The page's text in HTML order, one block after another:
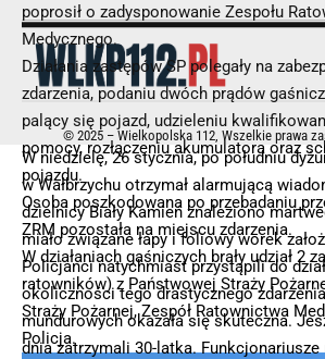
poprosił o zadysponowanie Zespołu
Medycznego.
Działania zastępów SP polegały na
zdarzenia, podaniu dwóch prądów
palący się pojazd, udzieleniu
pomocy, rozłączeniu akumulatora oraz
pojazdu.
Osoba poszkodowana po przebadaniu
ZRM pozostała na miejscu zdarzenia.
W działaniach gaśniczych brały udział 2
ratowników) z Państwowej Straży
Straży Pożarnej, Zespół Ratownictwa
Policja.
W niedzielę, 26 stycznia, po południu
w Wałbrzychu otrzymał alarmującą
dzielnicy Biały Kamień znaleziono
miało związane łapy i foliowy worek
Policjanci natychmiast przystąpili do
okoliczności tego drastycznego
mundurowych okazała się skuteczna.
dnia zatrzymali 30-latka.
© 2025 – Wielkopolska 112, Wszelkie prawa